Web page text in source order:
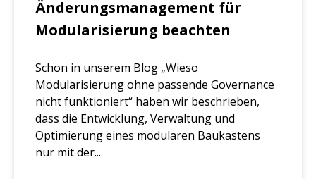
Änderungsmanagement für
Modularisierung beachten
Schon in unserem Blog „Wieso
Modularisierung ohne passende Governance
nicht funktioniert“ haben wir beschrieben,
dass die Entwicklung, Verwaltung und
Optimierung eines modularen Baukastens
nur mit der...